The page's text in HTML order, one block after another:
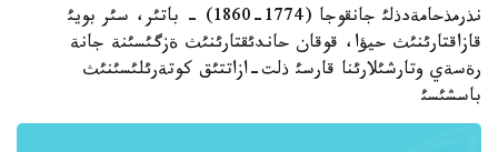
نذرمذحامةدذلئ جانقوجا (1774-1860) - باتئر، سئر بويئ
قازاقتارئنئث حيؤا، قوقان حاندئقتارئنئث ةزگئسئنة جانة
رةسةي وتارشئلارئنا قارسئ ذلت-ازاتتئق كوتةرئلئسئنئث
باسشئسئ